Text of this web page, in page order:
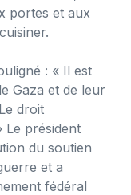
portes et aux
: « Il est
Gaza et de leur
droit
Le président
du soutien
et a
fédéral